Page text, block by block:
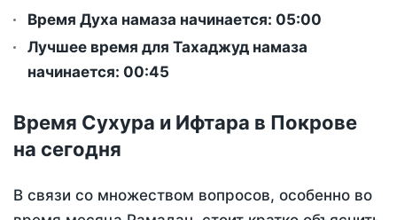
Время Духа намаза начинается: 05:00
Лучшее время для Тахаджуд намаза
начинается: 00:45
Время Сухура и Ифтара в Покрове
на сегодня
В связи со множеством вопросов, особенно во